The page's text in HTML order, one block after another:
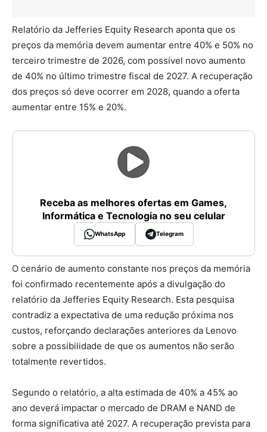
Relatório da Jefferies Equity Research aponta que os
preços da memória devem aumentar entre 40% e 50% no
terceiro trimestre de 2026, com possível novo aumento
de 40% no último trimestre fiscal de 2027. A recuperação
dos preços só deve ocorrer em 2028, quando a oferta
aumentar entre 15% e 20%.
Receba as melhores ofertas em Games,
Informática e Tecnologia no seu celular
WhatsApp Telegram
O cenário de aumento constante nos preços da memória
foi confirmado recentemente após a divulgação do
relatório da Jefferies Equity Research. Esta pesquisa
contradiz a expectativa de uma redução próxima nos
custos, reforçando declarações anteriores da Lenovo
sobre a possibilidade de que os aumentos não serão
totalmente revertidos.
Segundo o relatório, a alta estimada de 40% a 45% ao
ano deverá impactar o mercado de DRAM e NAND de
forma significativa até 2027. A recuperação prevista para